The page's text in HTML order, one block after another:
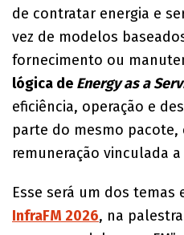
de contratar energia e
vez de modelos
fornecimento ou
lógica de Energy as a
eficiência, operação e
parte do mesmo pacote,
remuneração vinculada
Esse será um dos temas
InfraFM 2026, na